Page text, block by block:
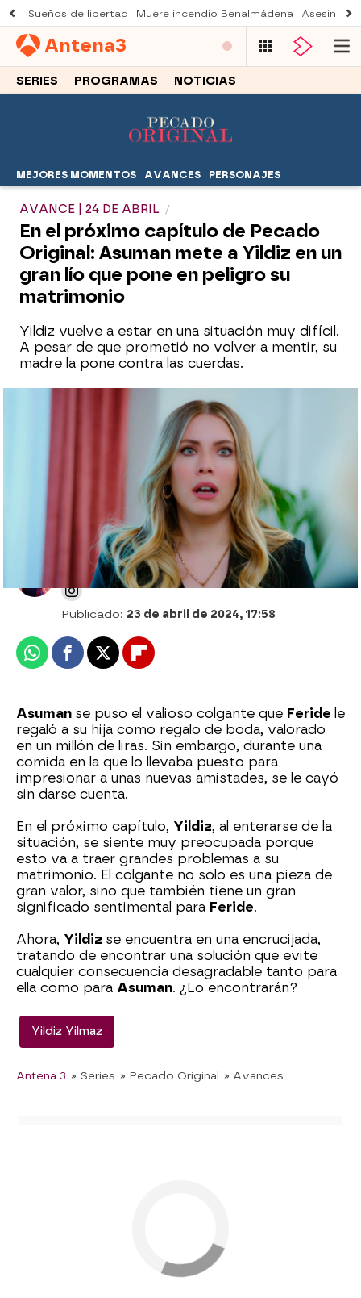
Sueños de libertad Muere incendio Benalmádena Asesinato
Antena3
SERIES PROGRAMAS NOTICIAS
MEJORES MOMENTOS AVANCES PERSONAJES
AVANCE | 24 DE ABRIL
En el próximo capítulo de Pecado
Original: Asuman mete a Yildiz en un
gran lío que pone en peligro su
matrimonio
Yildiz vuelve a estar en una situación muy difícil.
A pesar de que prometió no volver a mentir, su
madre la pone contra las cuerdas.
Yildiz, celosa, estalla al pillar a Cagatay
con otra mujer en el próximo capítulo de
Desirée Castillo
Publicado: 23 de abril de 2024, 17:58
WhatsappFacebook
X Flipboard
Asuman se puso el valioso colgante que Feride le
regaló a su hija como regalo de boda, valorado
en un millón de liras. Sin embargo, durante una
comida en la que lo llevaba puesto para
impresionar a unas nuevas amistades, se le cayó
sin darse cuenta.
En el próximo capítulo, Yildiz, al enterarse de la
situación, se siente muy preocupada porque
esto va a traer grandes problemas a su
matrimonio. El colgante no solo es una pieza de
gran valor, sino que también tiene un gran
significado sentimental para Feride.
Ahora, Yildiz se encuentra en una encrucijada,
tratando de encontrar una solución que evite
cualquier consecuencia desagradable tanto para
ella como para Asuman. ¿Lo encontrarán?
Yildiz Yilmaz
Antena 3 » Series » Pecado Original » Avances